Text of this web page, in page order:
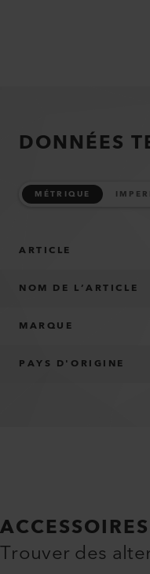
DONNÉES
MÉTRIQUE
ARTICLE
NOM DE L’ARTICLE
MARQUE
PAYS D'ORIGINE
Trouver des